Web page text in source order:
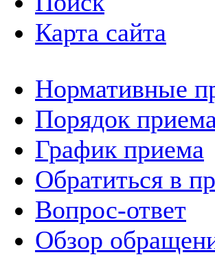
Карта сайта
Нормативные
Порядок
График приема
Обратиться в
Вопрос-ответ
Обзор